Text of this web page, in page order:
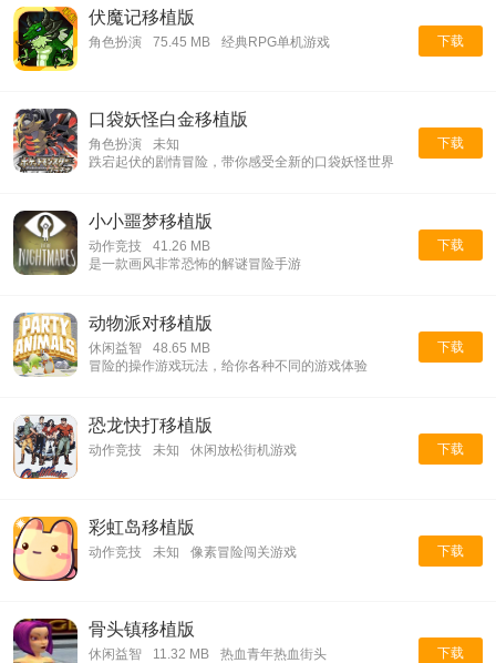
下载
伏魔记移植版
角色扮演 75.45 MB 经典RPG单机游戏
下载
口袋妖怪白金移植版
角色扮演
未知
跌宕起伏的剧情冒险，带你感受全新的口袋妖怪世界
下载
小小噩梦移植版
动作竞技
41.26 MB
是一款画风非常恐怖的解谜冒险手游
下载
动物派对移植版
休闲益智
48.65 MB
冒险的操作游戏玩法，给你各种不同的游戏体验
下载
恐龙快打移植版
动作竞技 未知 休闲放松街机游戏
下载
彩虹岛移植版
动作竞技 未知 像素冒险闯关游戏
下载
骨头镇移植版
休闲益智 11.32 MB 热血青年热血街头